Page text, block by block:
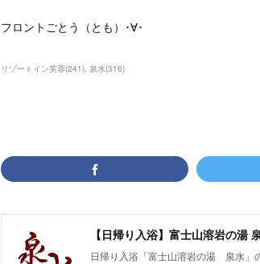
フロントごとう（とも）･∀･
リゾートイン芙蓉(241) 泉水(316)
【日帰り入浴】富士山溶岩の湯
日帰り入浴「富士山溶岩の湯 泉水」